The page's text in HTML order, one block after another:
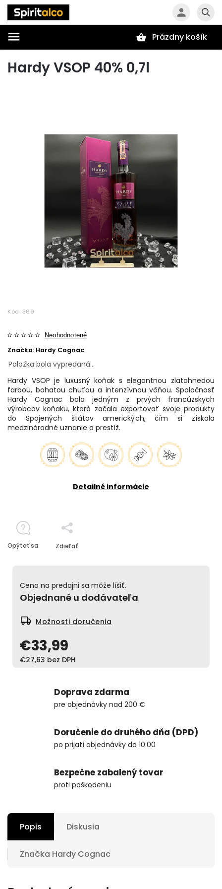
Prázdny košík
Hardy VSOP 40% 0,7l
Kód: 369
Neohodnotené
Značka: Hardy Cognac
€33,99
€27,63 bez DPH
Cena na predajni sa môže líšiť.
Objednané u dodávateľa
Možnosti doručenia
Položka bola vypredaná…
Hardy VSOP je luxusný koňak s elegantnou zlatohnedou
farbou, bohatou chuťou a intenzívnou vôňou. Spoločnosť
Hardy Cognac bola jedným z prvých francúzskych
výrobcov koňaku, ktorá začala exportovať svoje produkty
do Spojených štátov amerických, čím si získala
medzinárodné uznanie a prestíž.
Detailné informácie
Opýtať sa Zdieľať
Doprava zdarma
pre objednávky nad 200 €
Doručenie do druhého dňa (DPD)
po prijatí objednávky do 10:00
Bezpečne zabalený tovar
proti poškodeniu
Popis Diskusia
Značka Hardy Cognac